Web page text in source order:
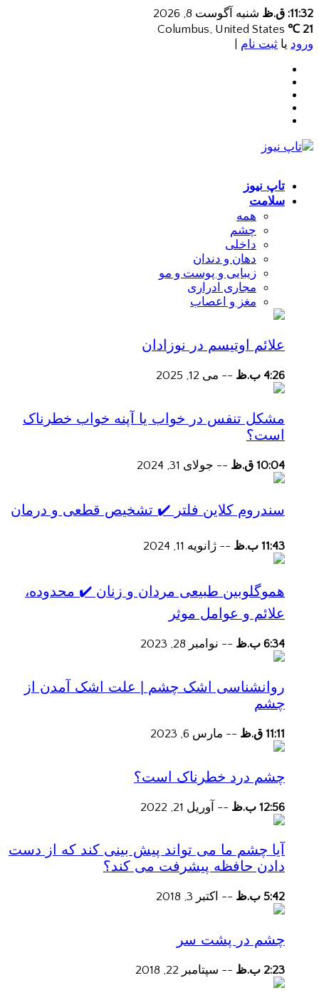
11:32: ق.ظ
شنبه آگوست 8, 2026
21 ℃
ورود یا ثبت نام
تاپ نیوز
سلامت
همه
چشم
داخلی
دهان و دندان
زیبایی و پوست و مو
مجاری ادراری
مغز و اعصاب
علائم اوتیسم در نوزادان
4:26 ب.ظ -- می 12, 2025
مشکل تنفس در خواب یا آپنه خواب خطرناک
است؟
10:04 ق.ظ -- جولای 31, 2024
سندروم کلاین فلتر ✔️ تشخیص قطعی و درمان
11:43 ب.ظ -- ژانویه 11, 2024
هموگلوبین طبیعی مردان و زنان ✔️ محدوده،
علائم و عوامل موثر
6:34 ب.ظ -- نوامبر 28, 2023
روانشناسی اشک چشم | علت اشک آمدن از
چشم
11:11 ق.ظ -- مارس 6, 2023
چشم درد خطرناک است؟
12:56 ب.ظ -- آوریل 21, 2022
آیا چشم ما می تواند پیش بینی کند که از دست
دادن حافظه پیشرفت می کند؟
5:42 ب.ظ -- اکتبر 3, 2018
چشم در پشت سر
2:23 ب.ظ -- سپتامبر 22, 2018